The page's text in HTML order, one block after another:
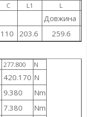
C L1 L
Довжина
110 203.6 259.6
277.800 N
420.170 N
9.380
Nm
7.380
Nm